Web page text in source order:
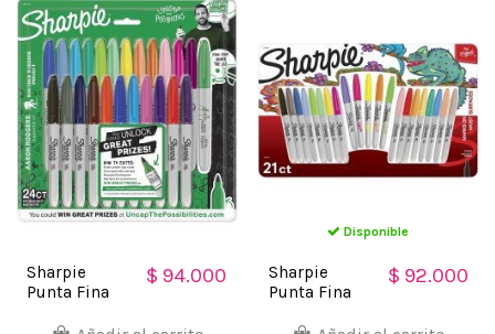
Sharpie
Punta Fina
$ 94.000
Disponible
Sharpie
Punta Fina
$ 92.000